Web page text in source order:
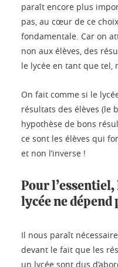
paraît encore plus
pas, au cœur de ce
fondamentale. Car on
non aux élèves, des
le lycée en tant que tel,
On fait comme si le
résultats des élèves (le
hypothèse de bons
ce sont les élèves qui
et non l’inverse !
Pour
lycée ne dépend
Il nous paraît
devant le fait que les
un lycée sont dus